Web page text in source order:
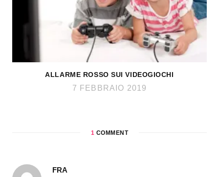
ALLARME ROSSO SUI VIDEOGIOCHI
7 FEBBRAIO 2019
1 COMMENT
FRA